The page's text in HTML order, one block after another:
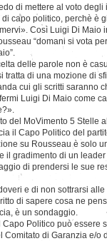
di mettere al voto degli
di capo politico, perchè è
Così Luigi Di Maio
“domani si vota
delle parole non è
tratta di una mozione di
cui gli scritti saranno
Luigi Di Maio come
del MoVimento 5 Stelle
il Capo Politico del
su Rousseau è solo
il gradimento di un
di prendersi le sue
e di non sottrarsi
di sapere cosa ne
è un sondaggio.
Politico può essere
di Garanzia e/o